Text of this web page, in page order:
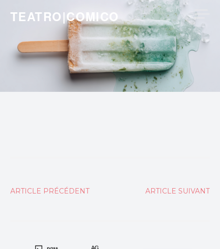
content
TEATRO|COMICO
Navigation
ARTICLE PRÉCÉDENT ARTICLE SUIVANT